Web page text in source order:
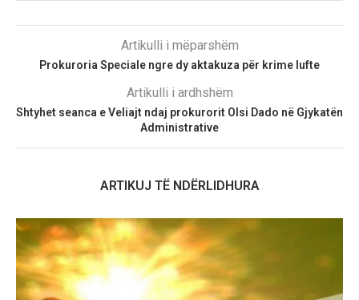
Artikulli i mëparshëm
Prokuroria Speciale ngre dy aktakuza për krime lufte
Artikulli i ardhshëm
Shtyhet seanca e Veliajt ndaj prokurorit Olsi Dado në Gjykatën
Administrative
ARTIKUJ TË NDËRLIDHURA